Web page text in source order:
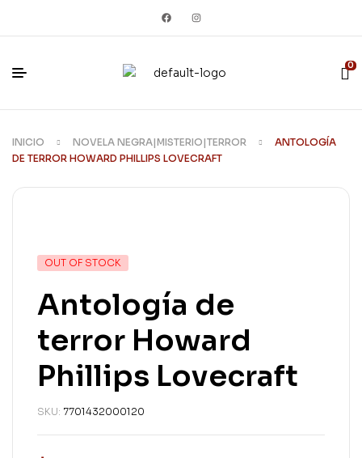
0
INICIO NOVELA NEGRA|MISTERIO|TERROR
ANTOLOGÍA
DE TERROR HOWARD PHILLIPS LOVECRAFT
Nuevo
OUT OF STOCK
Antología de
terror Howard
Phillips Lovecraft
SKU: 7701432000120